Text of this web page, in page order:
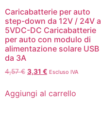
Caricabatterie per auto
step-down da 12V / 24V a
5VDC-DC Caricabatterie
per auto con modulo di
alimentazione solare USB
da 3A
4,57€ 3,31 € Escluso IVA
Aggiungi al carrello